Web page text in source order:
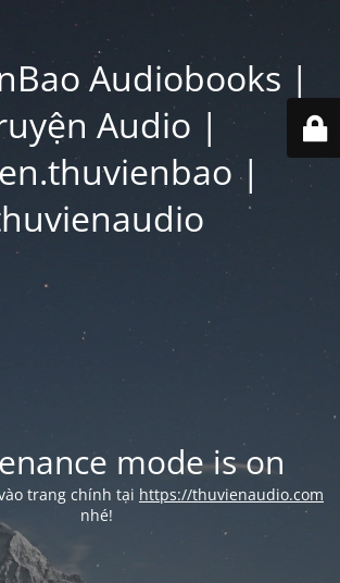
Audiobooks |
Audio |
|
mode is on
trang chính tại https://thuvienaudio.com
nhé!